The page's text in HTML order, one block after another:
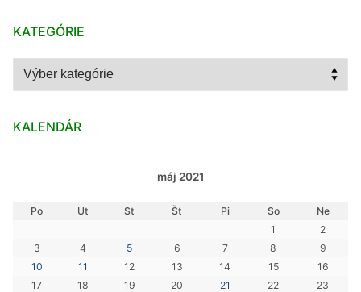
KATEGÓRIE
Kategórie
KALENDÁR
máj 2021
Po Ut St Št Pi So
Ne
1
2
3
4 5 6 7 8
9
10
11 12 13 14 15
16
17
18 19 20 21 22
23